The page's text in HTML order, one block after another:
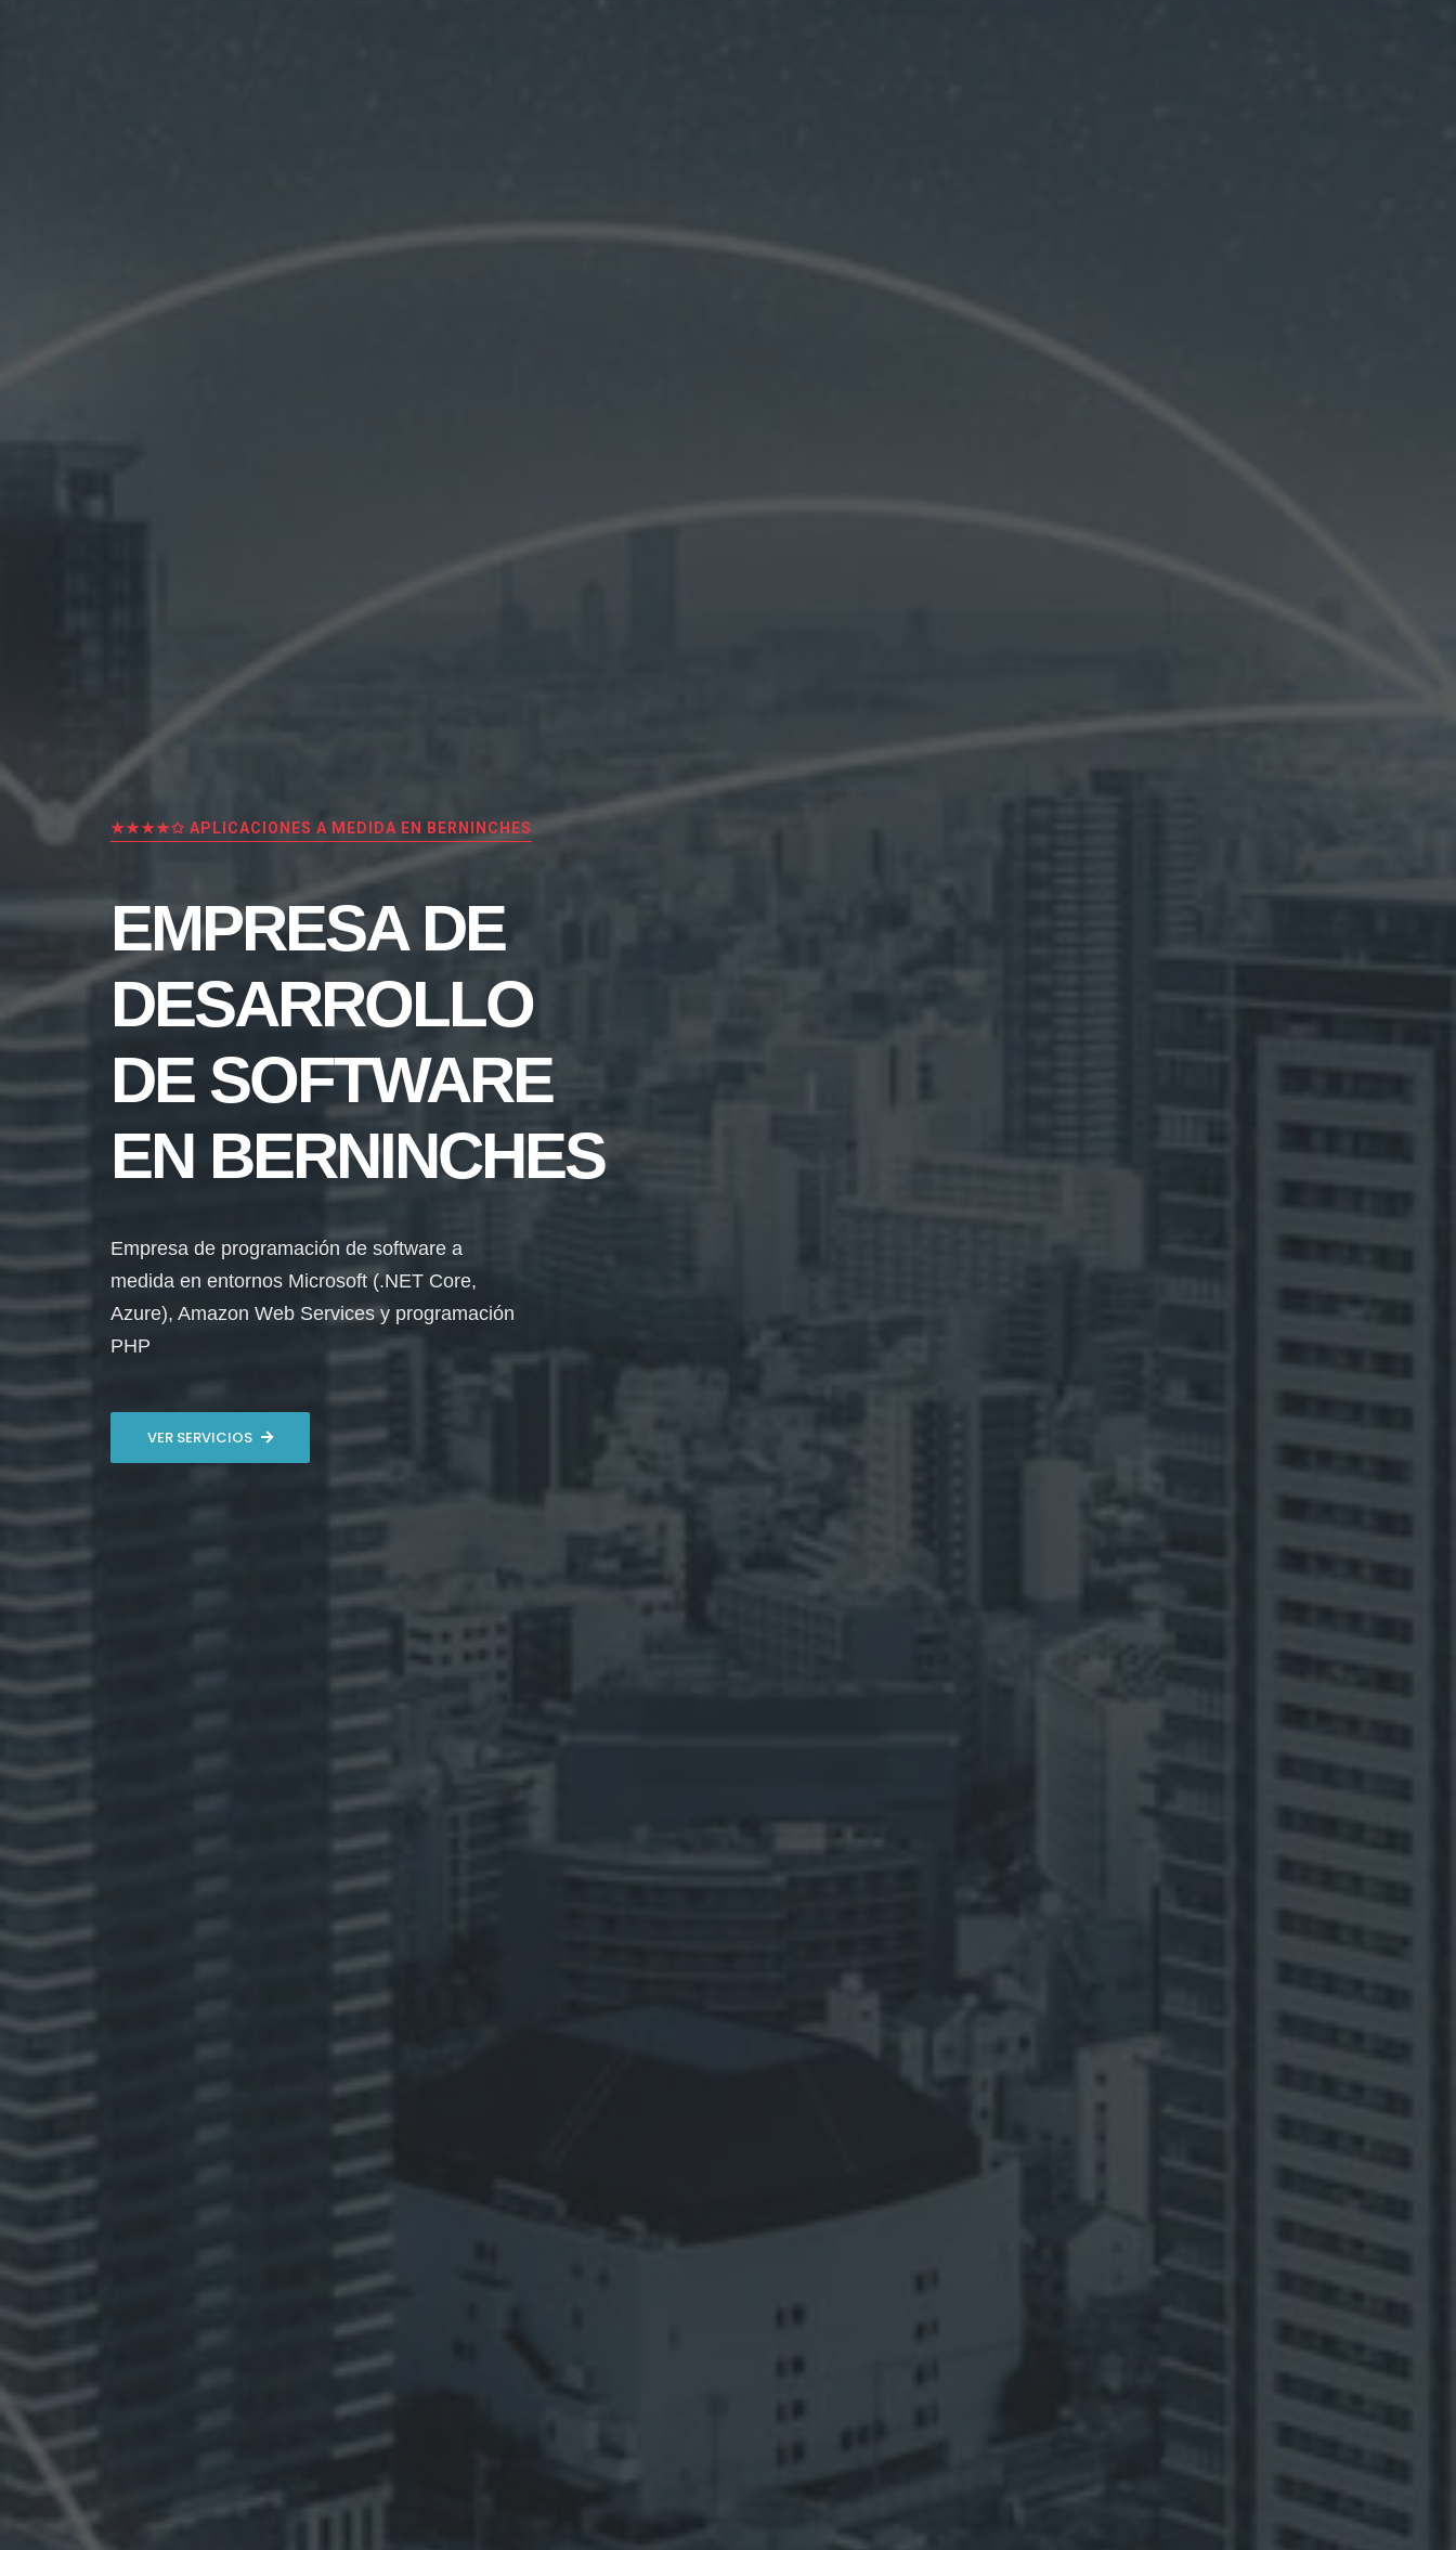
★★★★✩ APLICACIONES A MEDIDA EN BERNINCHES
EMPRESA DE
DESARROLLO
DE SOFTWARE
EN BERNINCHES
Empresa de programación de software a
medida en entornos Microsoft (.NET Core,
Azure), Amazon Web Services y programación
PHP
VER SERVICIOS